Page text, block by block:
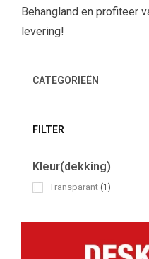
Behangland en profiteer
levering!
CATEGORIEËN
FILTER
Kleur(dekking)
Transparant (1)